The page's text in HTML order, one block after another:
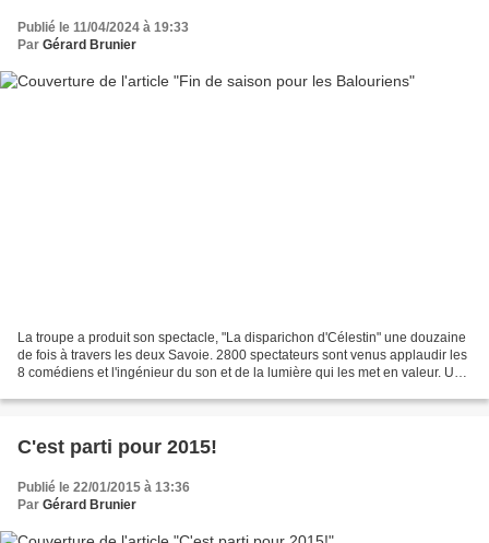
Publié le 11/04/2024 à 19:33
Par Gérard Brunier
La troupe a produit son spectacle, "La disparichon d'Célestin" une douzaine
de fois à travers les deux Savoie. 2800 spectateurs sont venus applaudir les
8 comédiens et l'ingénieur du son et de la lumière qui les met en valeur. Un
C'est parti pour 2015!
Publié le 22/01/2015 à 13:36
Par Gérard Brunier